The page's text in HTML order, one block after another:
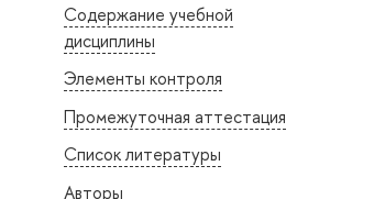
Содержание учебной
дисциплины
Элементы контроля
Промежуточная аттестация
Список литературы
Авторы